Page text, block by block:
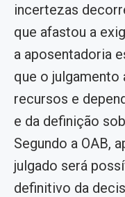
incertezas
que afastou a
a aposentadoria
que o julgamento
recursos e
e da definição
Segundo a OAB,
julgado será
definitivo da